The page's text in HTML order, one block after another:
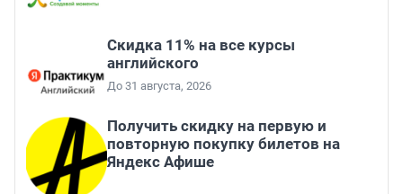
Скидка 11% на все курсы
английского
До 31 августа, 2026
Получить скидку на первую и
повторную покупку билетов на
Яндекс Афише